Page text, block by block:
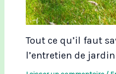
Tout ce qu’il faut
l’entretien de jardin